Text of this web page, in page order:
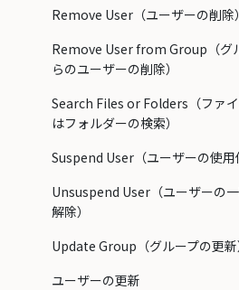
Remove User（ユーザーの削除）
Remove User from Group（グ
らのユーザーの削除）
Search Files or Folders（ファ
はフォルダーの検索）
Suspend User（ユーザーの使用
Unsuspend User（ユーザーの
解除）
Update Group（グループの更新
ユーザーの更新